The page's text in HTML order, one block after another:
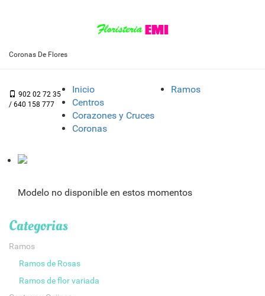
Coronas De Flores
902 02 72 35
/ 640 158 777
Inicio
Ramos
Centros
Corazones y Cruces
Coronas
Modelo no disponible en estos momentos
Categorias
Ramos
Ramos de Rosas
Ramos de flor variada